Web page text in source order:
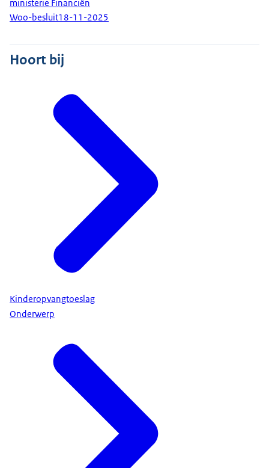
ministerie Financiën
Woo-besluit18-11-2025
Hoort bij
Kinderopvangtoeslag
Onderwerp